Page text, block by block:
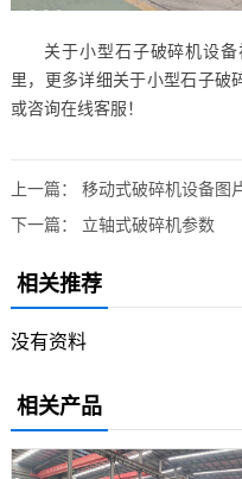
关于小型石子破碎机设
里，更多详细关于小型石子破
或咨询在线客服！
上一篇： 移动式破碎机设备图
下一篇： 立轴式破碎机参数
相关推荐
没有资料
相关产品